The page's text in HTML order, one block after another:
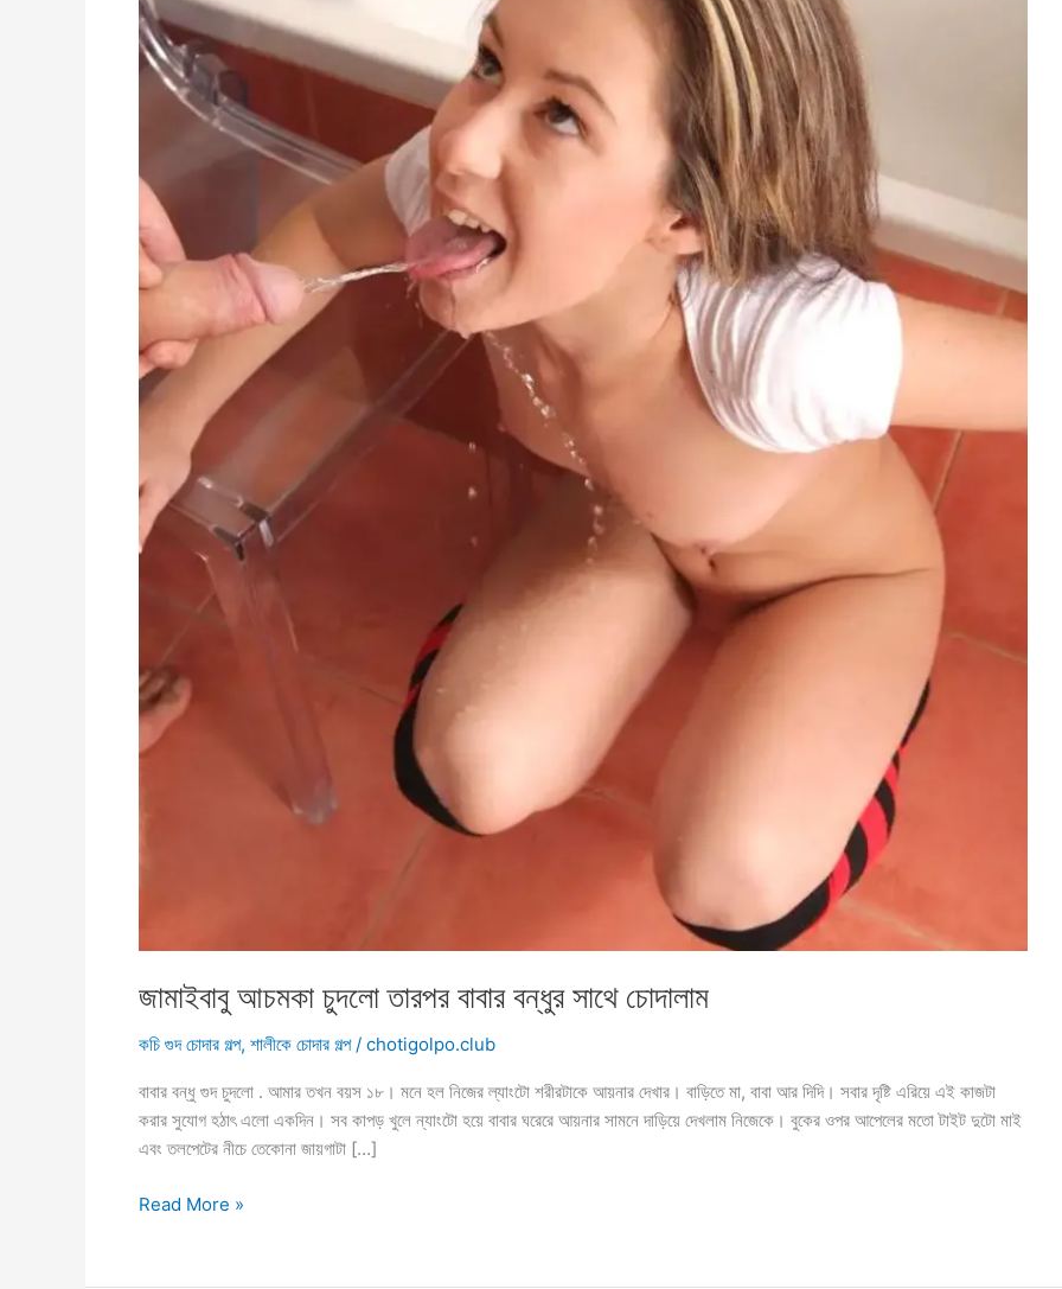
জামাইবাবু আচমকা চুদলো তারপর বাবার বন্ধুর সাথে চোদালাম
কচি গুদ চোদার গল্প, শালীকে চোদার গল্প/ chotigolpo.club
বাবার বন্ধু গুদ চুদলো . আমার তখন বয়স ১৮। মনে হল নিজের ল্যাংটো শরীরটাকে আয়নার দেখার। বাড়িতে মা, বাবা আর দিদি। সবার দৃষ্টি এরিয়ে এই কাজটা
করার সুযোগ হঠাৎ এলো একদিন। সব কাপড় খুলে ন্যাংটো হয়ে বাবার ঘরেরে আয়নার সামনে দাড়িয়ে দেখলাম নিজেকে। বুকের ওপর আপেলের মতো টাইট দুটো মাই
এবং তলপেটের নীচে তেকোনা জায়গাটা […]
জামাইবাবু
Read More »